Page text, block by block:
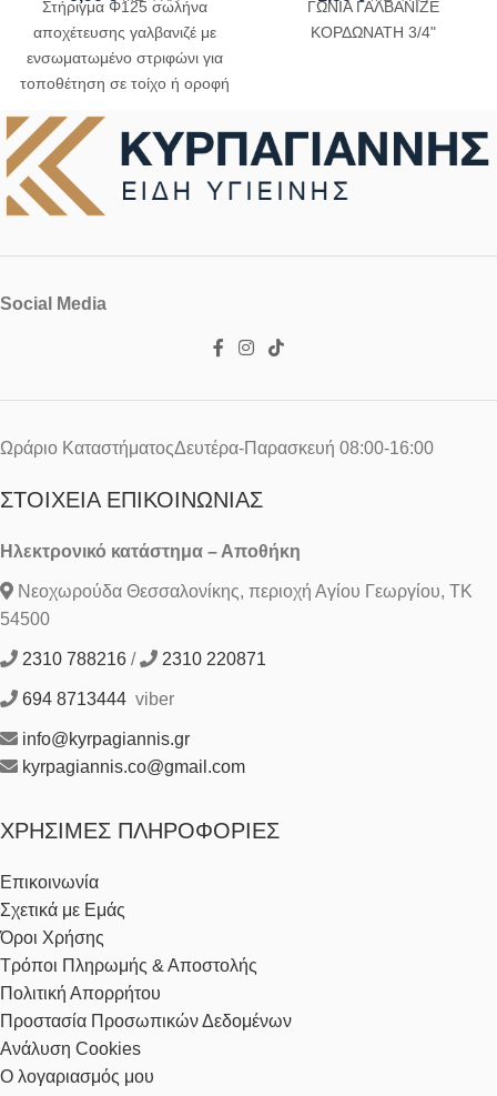
Στήριγμα Φ125 σωλήνα
αποχέτευσης γαλβανιζέ με
ενσωματωμένο στριφώνι για
τοποθέτηση σε τοίχο ή οροφή
ΓΩΝΙΑ ΓΑΛΒΑΝΙΖΕ
ΚΟΡΔΩΝΑΤΗ 3/4"
Social Media
Ωράριο ΚαταστήματοςΔευτέρα-Παρασκευή 08:00-16:00
ΣΤΟΙΧΕΊΑ ΕΠΙΚΟΙΝΩΝΊΑΣ
Ηλεκτρονικό κατάστημα – Αποθήκη
Νεοχωρούδα Θεσσαλονίκης, περιοχή Αγίου Γεωργίου, ΤΚ
54500
2310 788216 / 2310 220871
694 8713444 viber
info@kyrpagiannis.gr
kyrpagiannis.co@gmail.com
ΧΡΉΣΙΜΕΣ ΠΛΗΡΟΦΟΡΊΕΣ
Επικοινωνία
Σχετικά με Εμάς
Όροι Χρήσης
Τρόποι Πληρωμής & Αποστολής
Πολιτική Απορρήτου
Προστασία Προσωπικών Δεδομένων
Ανάλυση Cookies
Ο λογαριασμός μου